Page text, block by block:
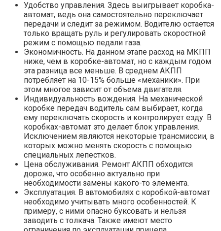
Удобство управления. Здесь выигрывает коробка-
автомат, ведь она самостоятельно переключает
передачи и следит за режимом. Водителю остается
только вращать руль и регулировать скоростной
режим с помощью педали газа.
Экономичность. На данном этапе расход на МКПП
ниже, чем в коробке-автомат, но с каждым годом
эта разница все меньше. В среднем АКПП
потребляет на 10-15% больше «механики». При
этом многое зависит от объема двигателя.
Индивидуальность вождения. На механической
коробке передач водитель сам выбирает, когда
ему переключать скорость и контролирует езду. В
коробках-автомат это делает блок управления.
Исключением являются некоторые трансмиссии, в
которых можно менять скорость с помощью
специальных лепестков.
Цена обслуживания. Ремонт АКПП обходится
дороже, что особенно актуально при
необходимости замены какого-то элемента.
Эксплуатация. В автомобилях с коробкой-автомат
необходимо учитывать много особенностей. К
примеру, с ними опасно буксовать и нельзя
заводить с толкача. Также имеют место